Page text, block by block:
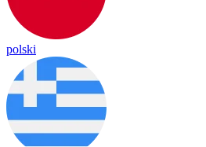
polski